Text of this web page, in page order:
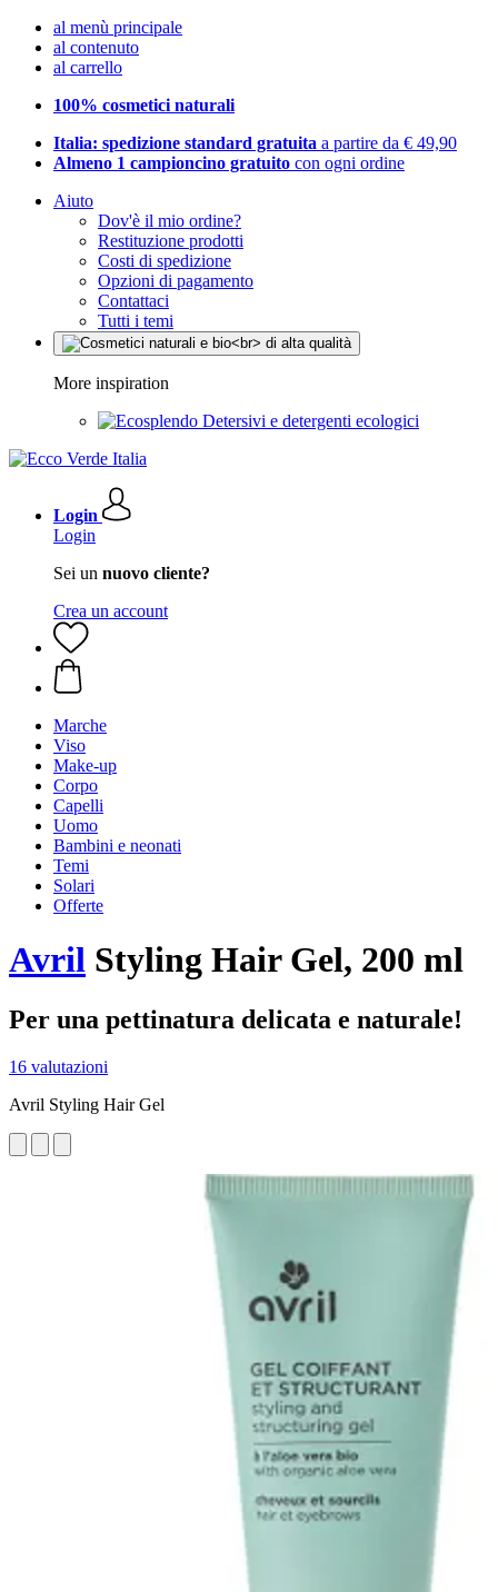
al menù principale
al contenuto
al carrello
100% cosmetici naturali
Italia: spedizione standard gratuita a partire da € 49,90
Almeno 1 campioncino gratuito con ogni ordine
Aiuto
Dov'è il mio ordine?
Restituzione prodotti
Costi di spedizione
Opzioni di pagamento
Contattaci
Tutti i temi
More inspiration
Detersivi e detergenti ecologici
Login
Login
Sei un nuovo cliente?
Crea un account
Marche
Viso
Make-up
Corpo
Capelli
Uomo
Bambini e neonati
Temi
Solari
Offerte
Avril Styling Hair Gel, 200 ml
Per una pettinatura delicata e naturale!
16 valutazioni
Avril Styling Hair Gel